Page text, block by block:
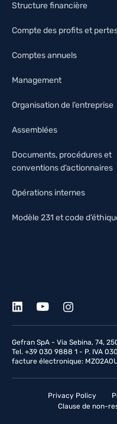
Structure financière
Compte des profits et
Comptes annuels
Management
Organisation de l’entreprise
Assemblées
Documents, procédures et
conventions d’actionnaires
Opérations internes
Modèle 231 et code
Gefran SpA - Via Sebina, 74,
Tel. +39 030 9888 1 - P. IVA
facture électronique:
Privacy Policy
Clause de non-